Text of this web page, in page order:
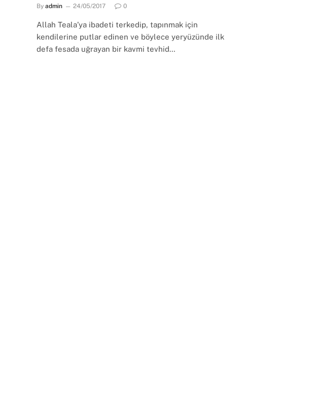
By admin 24/05/2017 0
Allah Teala’ya ibadeti terkedip, tapınmak için
kendilerine putlar edinen ve böylece yeryüzünde ilk
defa fesada uğrayan bir kavmi tevhid…